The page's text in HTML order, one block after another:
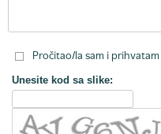
Pročitao/la sam i prihvatam
Unesite kod sa slike: